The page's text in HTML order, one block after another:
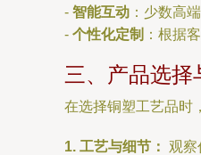
- 智能互动 ：少数高
- 个性化定制 ：根据
三、产品选择
在选择铜塑工艺品时
1. 工艺与细节： 观察